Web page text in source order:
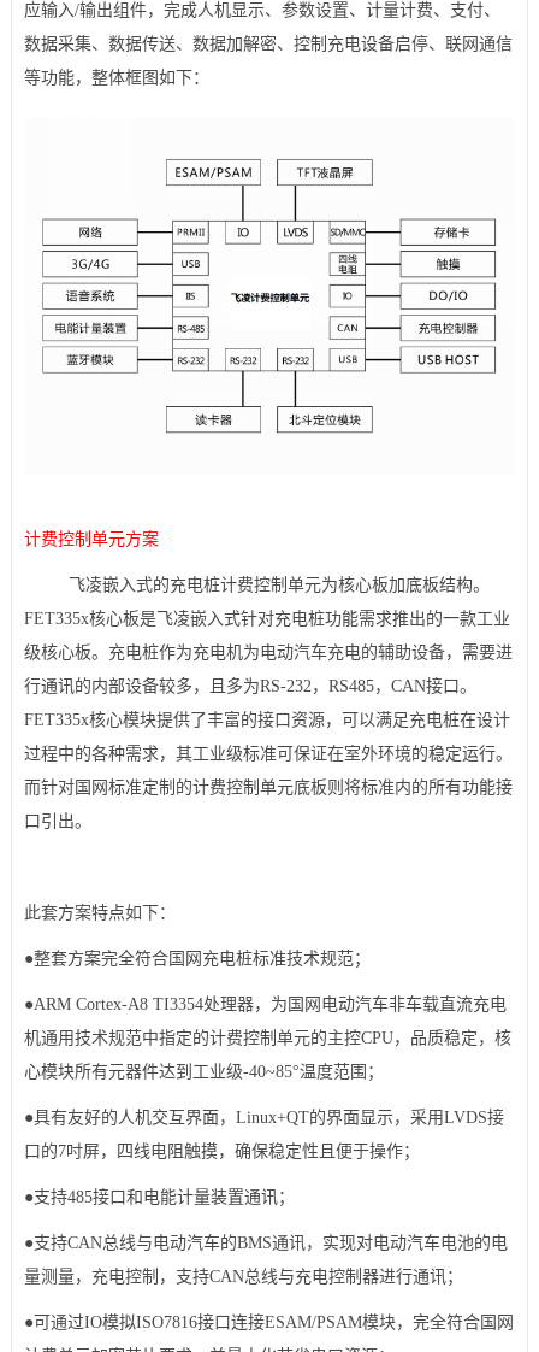
应输入/输出组件，完成人机显示、参数设置、计量计费、支付、
数据采集、数据传送、数据加解密、控制充电设备启停、联网通信
等功能，整体框图如下：
计费控制单元方案
飞凌嵌入式的充电桩计费控制单元为核心板加底板结构。
FET335x核心板是飞凌嵌入式针对充电桩功能需求推出的一款工业
级核心板。充电桩作为充电机为电动汽车充电的辅助设备，需要进
行通讯的内部设备较多，且多为RS-232，RS485，CAN接口。
FET335x核心模块提供了丰富的接口资源，可以满足充电桩在设计
过程中的各种需求，其工业级标准可保证在室外环境的稳定运行。
而针对国网标准定制的计费控制单元底板则将标准内的所有功能接
口引出。
此套方案特点如下：
●整套方案完全符合国网充电桩标准技术规范；
●ARM Cortex-A8 TI3354处理器，为国网电动汽车非车载直流充电
机通用技术规范中指定的计费控制单元的主控CPU，品质稳定，核
心模块所有元器件达到工业级-40~85°温度范围；
●具有友好的 人机交互界面，Linux+QT的界面显示，采用LVDS接
口的7吋屏，四线电阻触摸，确保稳定性且便于操作；
●支持485接口和电能计量装置通讯；
●支持CAN总线与电动汽车的BMS通讯，实现对电动汽车电池的电
量测量，充电控制，支持CAN总线与充电控制器进行通讯；
●可通过IO模拟ISO7816接口连接ESAM/PSAM模块，完全符合国网